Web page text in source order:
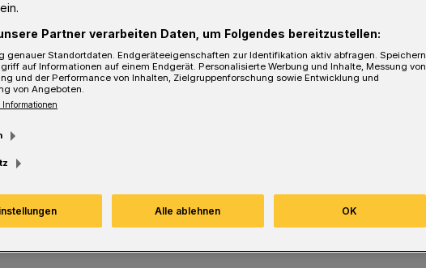
wurden auf
WSW zwei Container übereinander
dienen und von Taubenfreunden
Partner verarbeiten Daten, um Folgendes bereitzustellen:
genauer Standortdaten. Endgeräteeigenschaften zur Identifikation aktiv abfragen. Speichern
auf Informationen auf einem Endgerät. Personalisierte Werbung und Inhalte, Messung von
und der Performance von Inhalten, Zielgruppenforschung sowie Entwicklung und
von Angeboten.
Alle ablehnen OK